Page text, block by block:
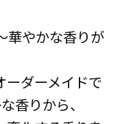
華やかな香りが
ーダーメイドで
香りから、